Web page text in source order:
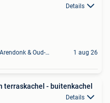
Details
Retie & Deel Arendonk & Oud-Turnhout 1 aug 26
terraskachel - buitenkachel
Details